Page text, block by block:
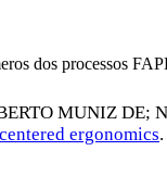
dos processos
MUNIZ DE;
ergonomics.